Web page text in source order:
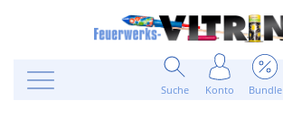
Suche Konto Bundle